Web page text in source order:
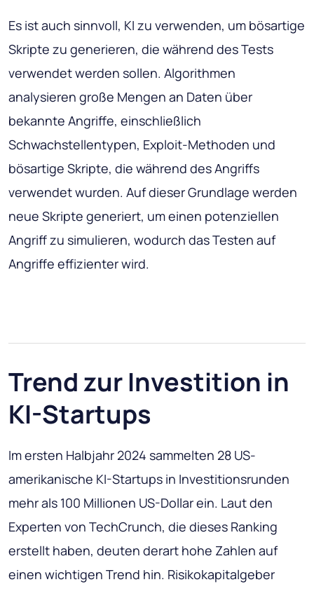
Es ist auch sinnvoll, KI zu verwenden, um bösartige
Skripte zu generieren, die während des Tests
verwendet werden sollen. Algorithmen
analysieren große Mengen an Daten über
bekannte Angriffe, einschließlich
Schwachstellentypen, Exploit-Methoden und
bösartige Skripte, die während des Angriffs
verwendet wurden. Auf dieser Grundlage werden
neue Skripte generiert, um einen potenziellen
Angriff zu simulieren, wodurch das Testen auf
Angriffe effizienter wird.
Trend zur Investition in
KI-Startups
Im ersten Halbjahr 2024 sammelten 28 US-
amerikanische KI-Startups in Investitionsrunden
mehr als 100 Millionen US-Dollar ein. Laut den
Experten von TechCrunch, die dieses Ranking
erstellt haben, deuten derart hohe Zahlen auf
einen wichtigen Trend hin. Risikokapitalgeber